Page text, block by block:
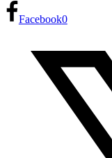
Facebook0